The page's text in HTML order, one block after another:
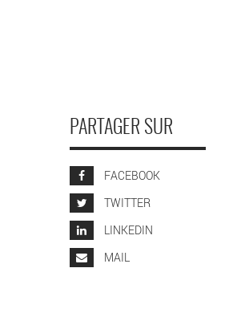
PARTAGER SUR
FACEBOOK
TWITTER
LINKEDIN
MAIL